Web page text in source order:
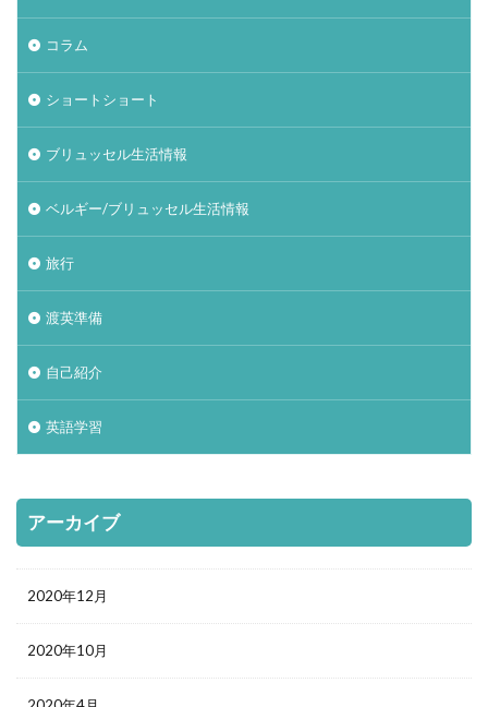
コラム
ショートショート
ブリュッセル生活情報
ベルギー/ブリュッセル生活情報
旅行
渡英準備
自己紹介
英語学習
アーカイブ
2020年12月
2020年10月